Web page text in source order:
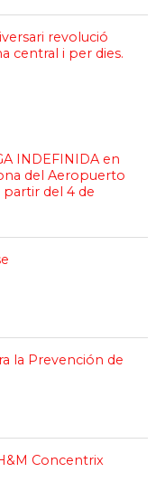
revolució
central i per dies.
INDEFINIDA en
del Aeropuerto
del 4 de
la Prevención de
Concentrix